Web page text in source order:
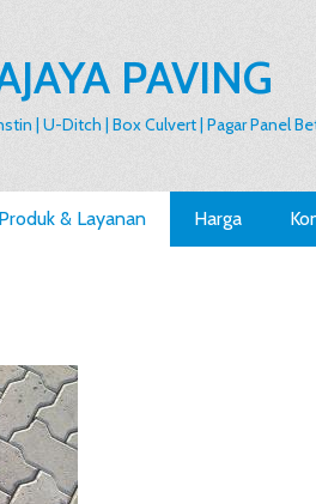
PAVING
| U-Ditch | Box Culvert | Pagar Panel
Produk & Layanan Harga